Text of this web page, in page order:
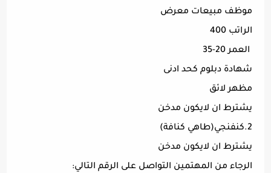
موظف مبيعات معرض
الراتب 400
العمر 20-35
شهادة دبلوم كحد ادنى
مظهر لائق
يشترط ان لايكون مدخن
2.كنفنجي(طاهي كنافة)
يشترط ان لايكون مدخن
الرجاء من المهتمين التواصل على الرقم التالي: